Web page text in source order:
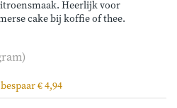
Heerlijk voor
cake bij koffie of thee.
€ 4,94